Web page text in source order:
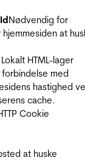
Nødvendig for
at
HTML-lager
med
hastighed
cache.
Cookie
at huske